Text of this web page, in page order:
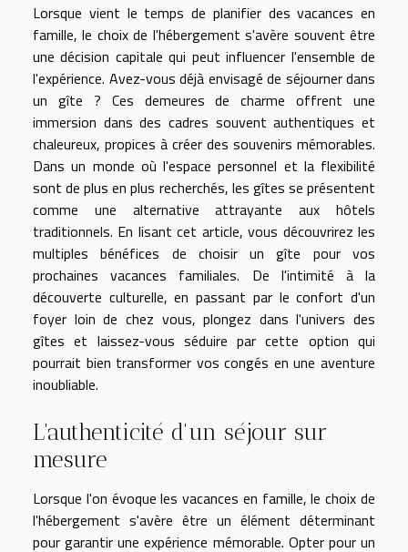
Lorsque vient le temps de planifier des vacances en
famille, le choix de l'hébergement s'avère souvent être
une décision capitale qui peut influencer l'ensemble de
l'expérience. Avez-vous déjà envisagé de séjourner dans
un gîte ? Ces demeures de charme offrent une
immersion dans des cadres souvent authentiques et
chaleureux, propices à créer des souvenirs mémorables.
Dans un monde où l'espace personnel et la flexibilité
sont de plus en plus recherchés, les gîtes se présentent
comme une alternative attrayante aux hôtels
traditionnels. En lisant cet article, vous découvrirez les
multiples bénéfices de choisir un gîte pour vos
prochaines vacances familiales. De l'intimité à la
découverte culturelle, en passant par le confort d'un
foyer loin de chez vous, plongez dans l'univers des
gîtes et laissez-vous séduire par cette option qui
pourrait bien transformer vos congés en une aventure
inoubliable.
L'authenticité d'un séjour sur
mesure
Lorsque l'on évoque les vacances en famille, le choix de
l'hébergement s'avère être un élément déterminant
pour garantir une expérience mémorable. Opter pour un